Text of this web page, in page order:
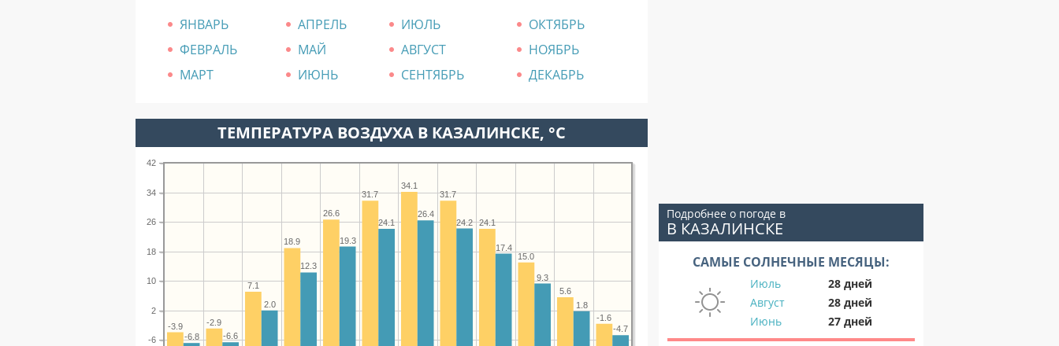
ЯНВАРЬ АПРЕЛЬ ИЮЛЬ
ОКТЯБРЬ
ФЕВРАЛЬ
МАЙ АВГУСТ
НОЯБРЬ
МАРТ
ИЮНЬ СЕНТЯБРЬ ДЕКАБРЬ
ТЕМПЕРАТУРА ВОЗДУХА В КАЗАЛИНСКЕ, °C
-6
2
10
18
26
34
42
-1.6
5.6
15.0
24.1
31.7
34.1
31.7
26.6
18.9
7.1
-2.9
-3.9 -4.7
1.8
9.3
17.4
24.2
26.4
24.1
19.3
12.3
2.0
-6.6
-6.8
Подробнее о погоде в
В КАЗАЛИНСКЕ
САМЫЕ СОЛНЕЧНЫЕ МЕСЯЦЫ:
Июль
28 дней
Август
28 дней
Июнь
27 дней